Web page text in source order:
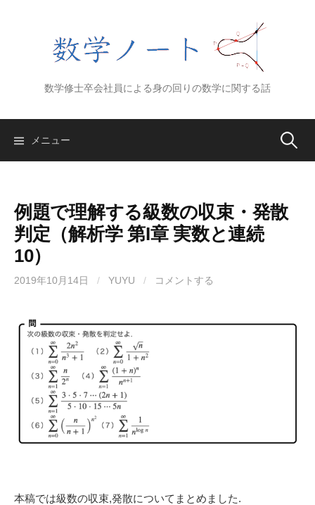
数学修士卒会社員による身の回りの数学に関する話
メニュー 検
例題で理解する級数の収束・発散
判定（解析学 第I章 実数と連続
10）
2019年10月14日 / YUYU / コメントする
本稿では級数の収束,発散についてまとめました.